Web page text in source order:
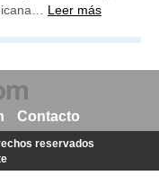
Leer más
Contacto
reservados